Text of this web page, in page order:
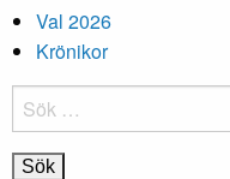
Val 2026
Krönikor
Sök
efter: